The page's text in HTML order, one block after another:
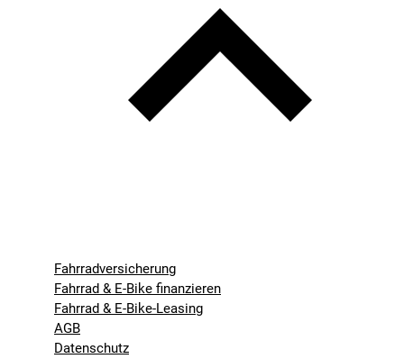
Fahrradversicherung
Fahrrad & E-Bike finanzieren
Fahrrad & E-Bike-Leasing
AGB
Datenschutz